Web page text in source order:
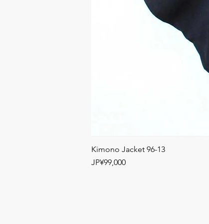
Kimono Jacket 96-13
Price
JP¥99,000